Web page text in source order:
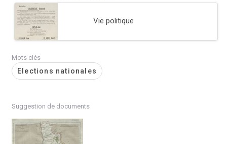
Vie politique
Mots clés
Elections nationales
Suggestion de documents